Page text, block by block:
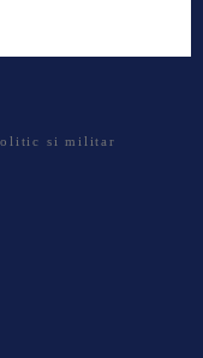
si militar